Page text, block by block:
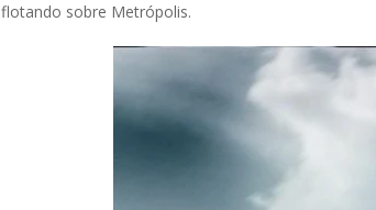
flotando sobre Metrópolis.